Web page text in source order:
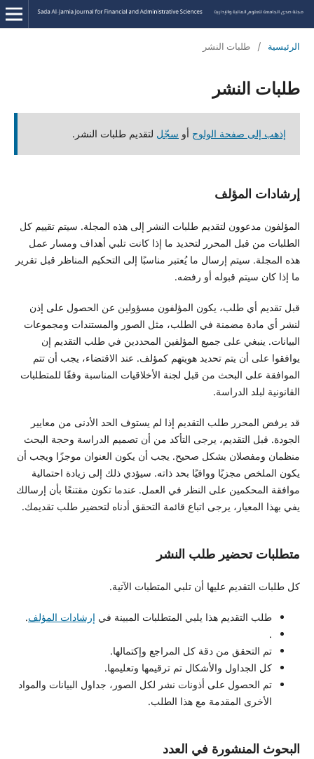
الرئيسية / طلبات النشر
طلبات النشر
إذهب إلى صفحة الولوج أو سجّل لتقديم طلبات النشر.
إرشادات المؤلف
المؤلفون مدعوون لتقديم طلبات النشر إلى هذه المجلة. سيتم تقييم كل
الطلبات من قبل المحرر لتحديد ما إذا كانت تلبي أهداف ومسار عمل
هذه المجلة. سيتم إرسال ما يُعتبر مناسبًا إلى التحكيم المناظر قبل تقرير
ما إذا كان سيتم قبوله أو رفضه.
قبل تقديم أي طلب، يكون المؤلفون مسؤولين عن الحصول على إذن
لنشر أي مادة مضمنة في الطلب، مثل الصور والمستندات ومجموعات
البيانات. ينبغي على جميع المؤلفين المحددين في طلب التقديم إن
يوافقوا على أن يتم تحديد هويتهم كمؤلف. عند الاقتضاء، يجب أن تتم
الموافقة على البحث من قبل لجنة الأخلاقيات المناسبة وفقًا للمتطلبات
القانونية لبلد الدراسة.
قد يرفض المحرر طلب التقديم إذا لم يستوف الحد الأدنى من معايير
الجودة. قبل التقديم، يرجى التأكد من أن تصميم الدراسة وحجة البحث
منظمان ومفصلان بشكل صحيح. يجب أن يكون العنوان موجزًا ويجب أن
يكون الملخص مجزيًا ووافيًا بحد ذاته. سيؤدي ذلك إلى زيادة احتمالية
موافقة المحكمين على النظر في العمل. عندما تكون مقتنعًا بأن إرسالك
يفي بهذا المعيار، يرجى اتباع قائمة التحقق أدناه لتحضير طلب تقديمك.
متطلبات تحضير طلب النشر
كل طلبات التقديم عليها أن تلبي المتطبات الآتية.
طلب التقديم هذا يلبي المتطلبات المبينة في إرشادات المؤلف.
.
تم التحقق من دقة كل المراجع وإكتمالها.
كل الجداول والأشكال تم ترقيمها وتعليمها.
تم الحصول على أذونات نشر لكل الصور، جداول البيانات والمواد
الأخرى المقدمة مع هذا الطلب.
البحوث المنشورة في العدد